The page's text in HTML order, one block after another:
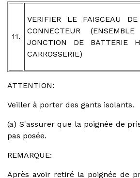
11.
VERIFIER LE FAISCEAU
CONNECTEUR
JONCTION DE BATTERIE
CARROSSERIE)
ATTENTION:
Veiller à porter des gants isolants.
(a) S'assurer que la poignée de
pas posée.
REMARQUE:
Après avoir retiré la poignée de